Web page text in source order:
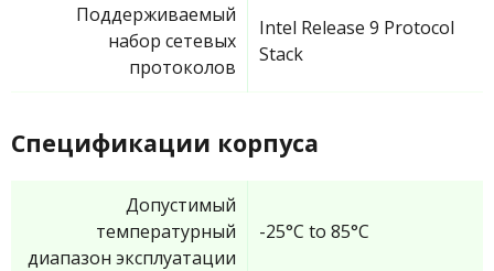
Поддерживаемый
набор сетевых
протоколов
Intel Release 9 Protocol
Stack
Спецификации корпуса
Допустимый
температурный
диапазон эксплуатации
-25°C to 85°C